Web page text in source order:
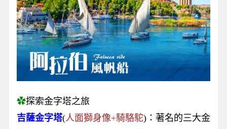
✿探索金字塔之旅
吉薩金字塔(人面獅身像+騎駱駝)：著名的三大金